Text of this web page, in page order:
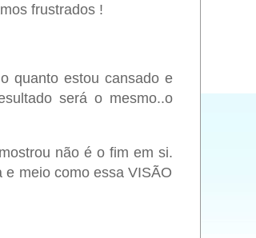
frustrados !
quanto estou cansado e
será o mesmo..o
não é o fim em si.
meio como essa VISÃO